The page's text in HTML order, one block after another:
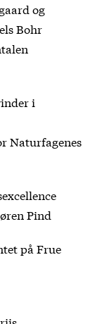
og
Bohr
i
Naturfagenes
Pind
på Frue